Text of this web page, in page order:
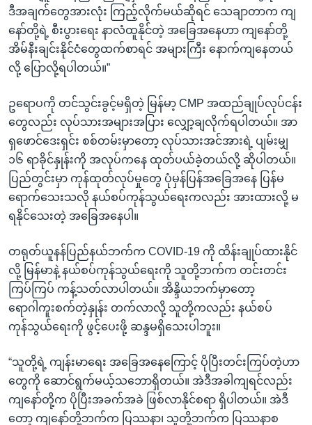
ဒီအချက်တွေအားလုံး ကြည့်လိုက်မယ်ဆိုရင် သေချာတာက ကျ
နော်တို့ရဲ့ စီးပွားရေး နာလံထူနိုင်တဲ့ အခြေအနေဟာ ကျနော်တို့
အိမ်နီးချင်းနိုင်ငံတွေထက်စာရင် အများကြီး နောက်ကျနေတယ်
လို့ ပြောလို့ရပါတယ်။”
ဥရောပကို တင်သွင်းခွင့်မရှိတဲ့ မြန်မာ့ CMP အထည်ချုပ်လုပ်ငန်း
တွေလည်း လုပ်သားအများအပြား လျှော့ချလိုက်ရပါတယ်။ အာ
ရှဖောင်ဒေးရှင်း စစ်တမ်းမှာတော့ လုပ်သားအင်အားရဲ့ ပျမ်းမျှ
၁၆ ရာခိုင်နှုန်းကို အလုပ်ကနေ ထုတ်ပယ်ခဲ့တယ်လို့ ဆိုပါတယ်။
ပြည်တွင်းမှာ ကုန်ထုတ်လုပ်မှုတွေ ပုံမှန်ပြန်အခြေအနေ ပြန်မ
ရောက်သေးသလို နယ်စပ်ကုန်သွယ်ရေးကလည်း အားထားလို့ မ
ရနိုင်သေးတဲ့ အခြေအနေပါ။
တရုတ်ယူနန်ပြည်နယ်ဘက်က COVID-19 ကို ထိန်းချုပ်ထားနိုင်
လို့ မြန်မာနဲ့ နယ်စပ်ကုန်သွယ်ရေးကို သူတို့ဘက်က တင်းတင်း
ကြပ်ကြပ် ကန့်သတ်လာပါတယ်။ အိန္ဒိယဘက်မှာတော့
ရောဂါကူးစက်တဲ့နှုန်း တက်လာလို့ သူတို့ကလည်း နယ်စပ်
ကုန်သွယ်ရေးကို ဖွင့်ပေးဖို့ ဆန္ဒမရှိသေးပါဘူး။
“သူတို့ရဲ့ ကျန်းမာရေး အခြေအနေကြောင့် ပိုပြီးတင်းကြပ်တဲ့ဟာ
တွေကို ဆောင်ရွက်မယ့်သဘောရှိတယ်။ အဲဒီအခါကျရင်လည်း
ကျနော်တို့က ပိုပြီးအခက်အခဲ ဖြစ်လာနိုင်စရာ ရှိပါတယ်။ အဲဒီ
တော့ ကျနော်တို့ဘက်က ပြဿနာ၊ သူတို့ဘက်က ပြဿနာစ